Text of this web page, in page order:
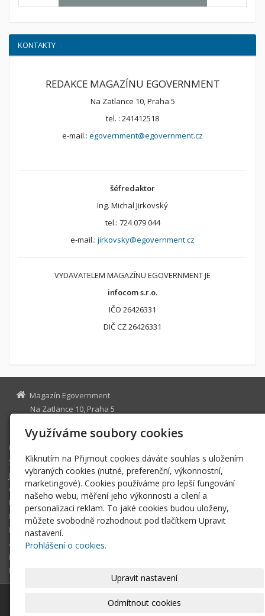
KONTAKTY
REDAKCE MAGAZÍNU EGOVERNMENT
Na Zatlance 10, Praha 5
tel. : 241412518
e-mail.: egovernment@egovernment.cz
šéfredaktor
Ing. Michal Jirkovský
tel.: 724 079 044
e-mail.: jirkovsky@egovernment.cz
VYDAVATELEM MAGAZÍNU EGOVERNMENT JE
infocom s.r.o.
IČO 26426331
DIČ CZ 26426331
Magazín Egovernment
Na Zatlance 10, Praha 5
egovernment@egovernment.cz
Úvodní stránka
STUDIO
JIHLAVA
eOSOBNOST
ROK INFORMATIKY
MIKULOV
EGOVERNMENT THE BEST
ARCHIV MAGAZÍNU
DOTAZ
REGISTRACE ČTENÁŘE
Magazín Egovernment|Mapa webu
Využíváme soubory cookies
Kliknutím na Přijmout cookies dáváte souhlas s uložením
vybraných cookies (nutné, preferenční, výkonnostní,
marketingové). Cookies používáme pro lepší fungování
našeho webu, měření jeho výkonnosti a cílení a
personalizaci reklam. To jaké cookies budou uloženy,
můžete svobodně rozhodnout pod tlačítkem Upravit
nastavení.
Prohlášení o cookies.
Upravit nastavení
Odmítnout cookies